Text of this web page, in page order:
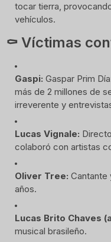
tocar tierra,
vehículos.
⚰️ Víctimas
Gaspi: Gaspar Prim
más de 2 millones de
irreverente y
Lucas Vignale:
colaboró con artistas
Oliver Tree: Cantante
años.
Lucas Brito Chaves
musical brasileño.